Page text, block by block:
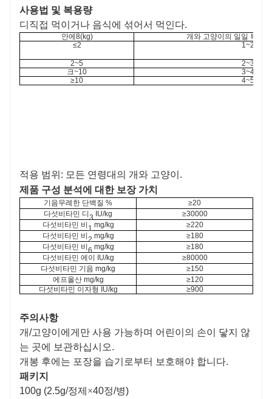
사용법 및 복용량
디 직접 먹이거나 음식에 섞어서 먹인다.
안에8(kg)
개와 고양이의 일일 복용
≤2
1~2
2~5
2~3
크~10
3~4
≥10
4~5
적용 범위: 모든 연령대의 개와 고양이.
제품 구성 분석에 대한 보장 가치
기음무례한 단백질 %
≥20
다섯비타민 디3 IU/kg
≥30000
다섯비타민 비1 mg/kg
≥220
다섯비타민 비2 mg/kg
≥180
다섯비타민 비6 mg/kg
≥180
다섯비타민 에이 IU/kg
≥80000
다섯비타민 기음 mg/kg
≥150
에프올산 mg/kg
≥120
다섯비타민 이자형 IU/kg ≥900
주의사항
개/고양이에게만 사용 가능하며 어린이의 손이 닿지 않
는 곳에 보관하십시오.
개봉 후에는 포장을 습기로부터 보호해야 합니다.
패키지
100g (2.5g/정제 ×40정/병)